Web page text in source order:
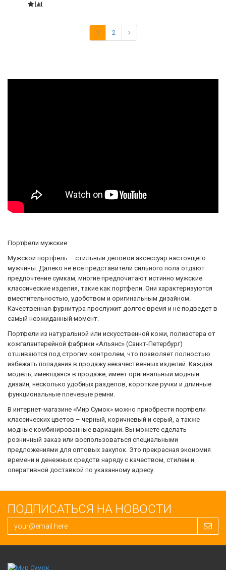
1 2
Портфели мужские
Мужской портфель – стильный деловой аксессуар настоящего
мужчины. Далеко не все представители сильного пола отдают
предпочтение сумкам, многие предпочитают истинно мужские
классические изделия, такие как портфели. Они характеризуются
вместительностью, удобством и оригинальным дизайном.
Качественная фурнитура прослужит долгое время и не подведет в
самый неожиданный момент.
Портфели из натуральной или искусственной кожи, полиэстера от
кожгалантерейной фабрики «Альянс» (Санкт-Петербург)
отшиваются под строгим контролем, что позволяет полностью
избежать попадания в продажу некачественных изделий. Каждая
модель, имеющаяся в продаже, имеет оригинальный модный
дизайн, несколько удобных разделов, короткие ручки и длинные
функциональные плечевые ремни.
В интернет-магазине «Мир Сумок» можно приобрести портфели
классических цветов – черный, коричневый и серый, а также
модные комбинированные вариации. Вы можете сделать
розничный заказ или воспользоваться специальными
предложениями для оптовых закупок. Это прекрасная экономия
времени и денежных средств наряду с качеством, стилем и
оперативной доставкой по указанному адресу.
ПОДПИСАТЬСЯ НА НОВОСТИ